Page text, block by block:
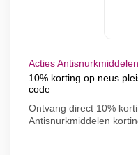
Acties
10% korting op neus
code
Ontvang direct 10%
Antisnurkmiddelen